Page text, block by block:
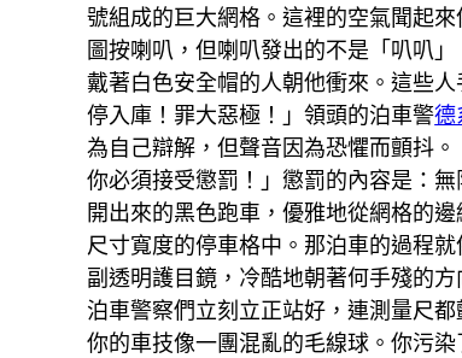
號組成的巨大網格。這裡的空氣聞起
圖按喇叭，但喇叭發出的不是「叭叭
戴著白色安全帽的人朝他衝來。這些
停入庫！罪大惡極！」領頭的泊車警德
為自己辯解，但聲音因為恐懼而顫抖
你必須接受懲罰！」懲罰的內容是：
開出來的黑色跑車，優雅地從網格的
尺寸寬度的停車格中。那泊車的過程
副透明護目鏡，冷酷地朝著何手殘的
泊車警察們立刻立正站好，連測量尺
你的車技像一團混亂的毛線球。你污